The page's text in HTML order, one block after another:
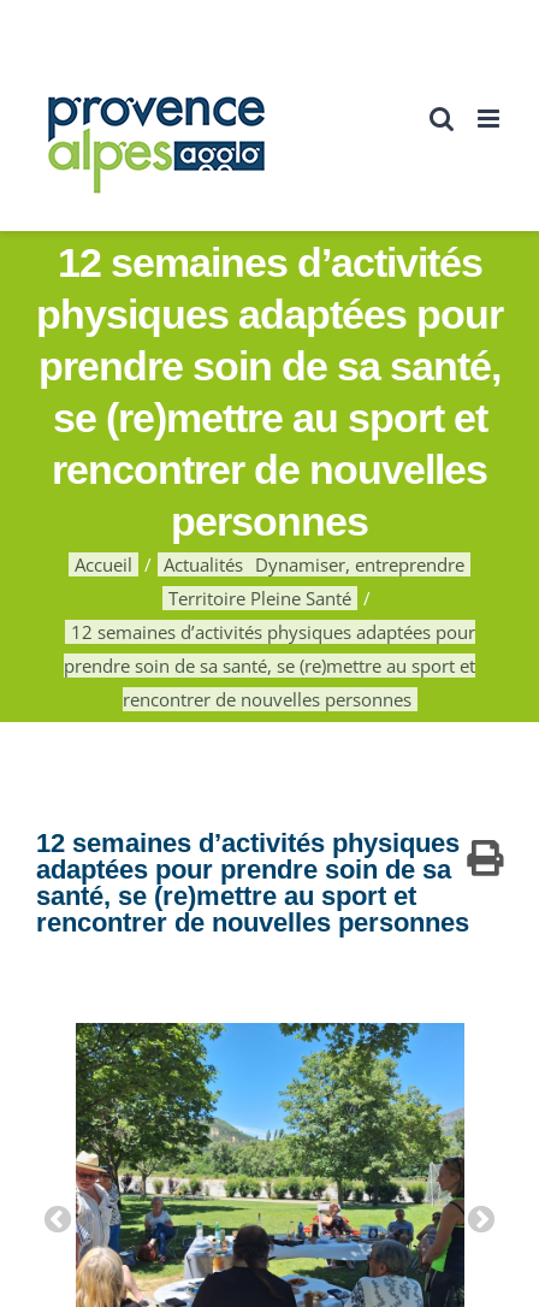
12 semaines d’activités
physiques adaptées pour
prendre soin de sa santé,
se (re)mettre au sport et
rencontrer de nouvelles
personnes
Accueil Actualités Dynamiser, entreprendre
Territoire Pleine Santé
12 semaines d’activités physiques adaptées pour
prendre soin de sa santé, se (re)mettre au sport et
rencontrer de nouvelles personnes
12 semaines d’activités physiques
adaptées pour prendre soin de sa
santé, se (re)mettre au sport et
rencontrer de nouvelles personnes